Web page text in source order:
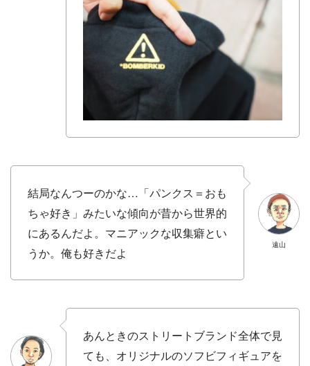
遠山
結局なんつーのかな…「パンクス＝おも
ちゃ好き」みたいな傾向が昔から世界的
にあるんだよ。マニアックな収集癖とい
うか。俺も好きだよ
あんときのストリートブランド全体で見
ても、オリジナルのソフビフィギュアを